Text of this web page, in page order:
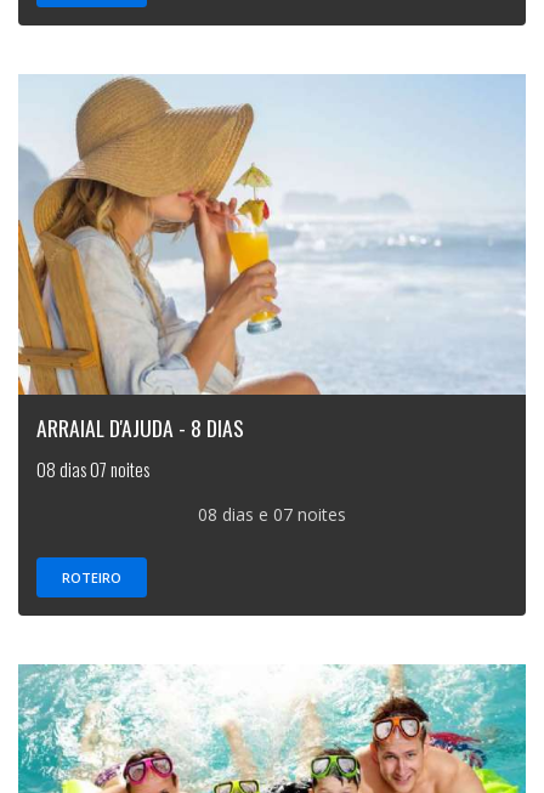
ARRAIAL D'AJUDA - 8 DIAS
08 dias 07 noites
08 dias e 07 noites
ROTEIRO